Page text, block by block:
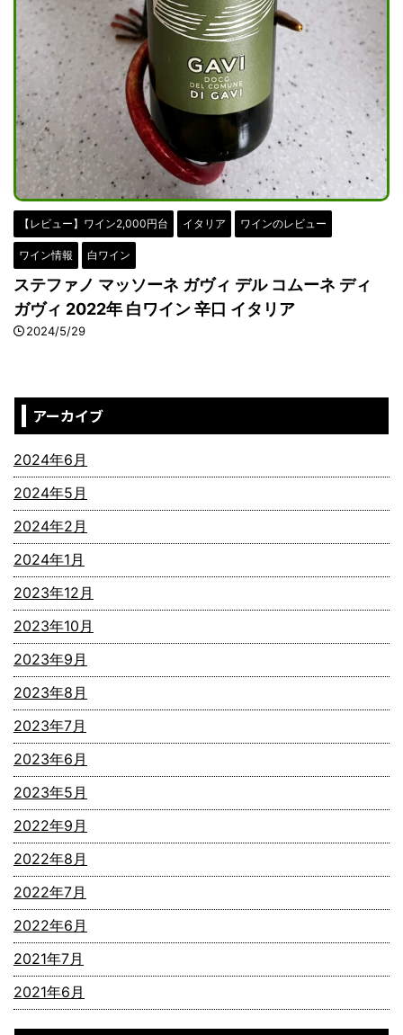
【レビュー】ワイン2,000円台 イタリア ワインのレビュー
ワイン情報 白ワイン
ステファノ マッソーネ ガヴィ デル コムーネ ディ
ガヴィ 2022年 白ワイン 辛口 イタリア
2024/5/29
アーカイブ
2024年6月
2024年5月
2024年2月
2024年1月
2023年12月
2023年10月
2023年9月
2023年8月
2023年7月
2023年6月
2023年5月
2022年9月
2022年8月
2022年7月
2022年6月
2021年7月
2021年6月